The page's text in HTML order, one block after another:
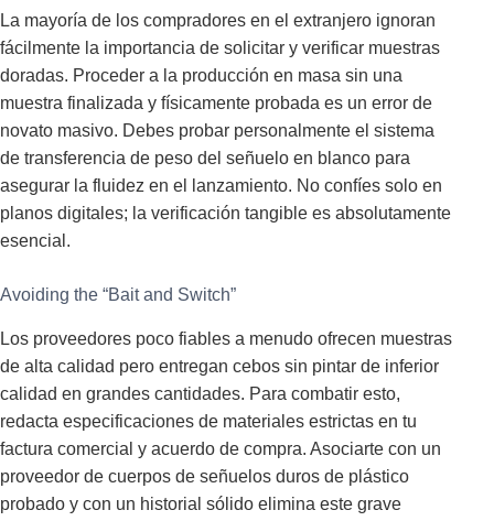
La mayoría de los compradores en el extranjero ignoran
fácilmente la importancia de solicitar y verificar muestras
doradas. Proceder a la producción en masa sin una
muestra finalizada y físicamente probada es un error de
novato masivo. Debes probar personalmente el sistema
de transferencia de peso del señuelo en blanco para
asegurar la fluidez en el lanzamiento. No confíes solo en
planos digitales; la verificación tangible es absolutamente
esencial.
Avoiding the “Bait and Switch”
Los proveedores poco fiables a menudo ofrecen muestras
de alta calidad pero entregan cebos sin pintar de inferior
calidad en grandes cantidades. Para combatir esto,
redacta especificaciones de materiales estrictas en tu
factura comercial y acuerdo de compra. Asociarte con un
proveedor de cuerpos de señuelos duros de plástico
probado y con un historial sólido elimina este grave